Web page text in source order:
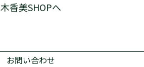
木香美SHOPへ
お問い合わせ